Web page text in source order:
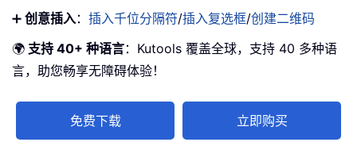
➕ 创意插入： 插入千位分隔符/插入复选框/创建二维码
🌍 支持 40+ 种语言：Kutools 覆盖全球，支持 40 多种语
言，助您畅享无障碍体验！
免费下载 立即购买